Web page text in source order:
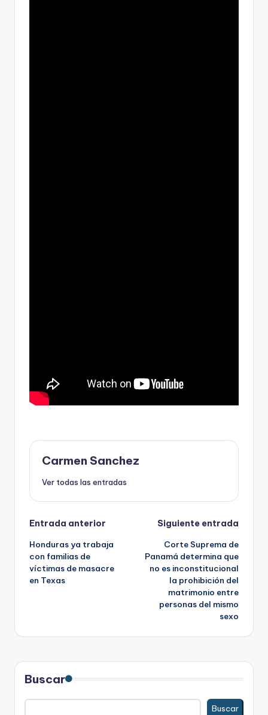
Carmen Sanchez
Ver todas las entradas
Navegación
de
entradas
Entrada anterior
Honduras ya trabaja
con familias de
víctimas de masacre
en Texas
Siguiente entrada
Corte Suprema de
Panamá determina que
no es inconstitucional
la prohibición del
matrimonio entre
personas del mismo
sexo
Buscar
Buscar